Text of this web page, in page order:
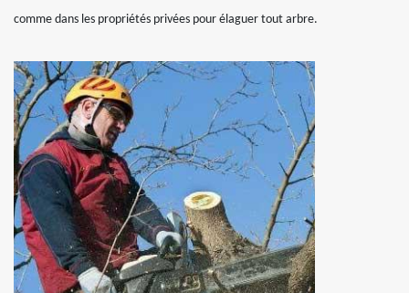
comme dans les propriétés privées pour élaguer tout arbre.